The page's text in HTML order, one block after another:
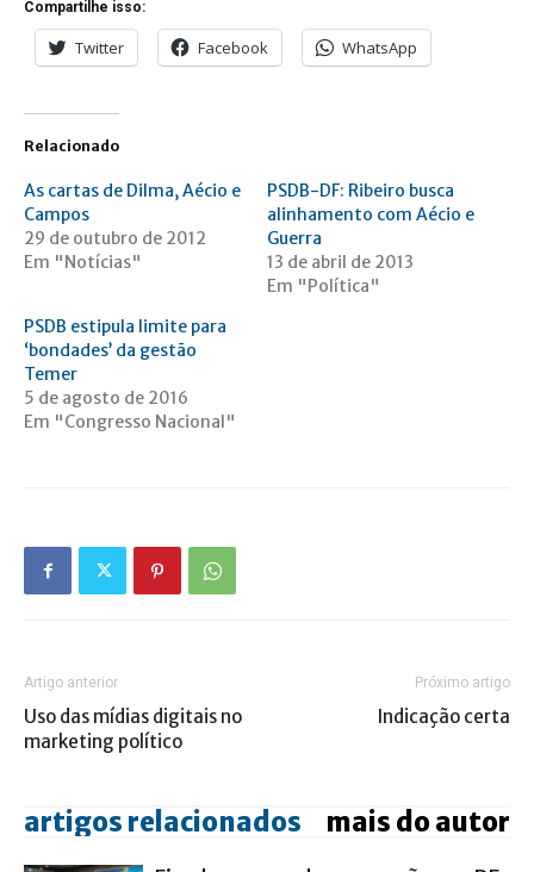
Compartilhe isso:
Twitter Facebook WhatsApp
Relacionado
As cartas de Dilma, Aécio e
Campos
29 de outubro de 2012
Em "Notícias"
PSDB-DF: Ribeiro busca
alinhamento com Aécio e
Guerra
13 de abril de 2013
Em "Política"
PSDB estipula limite para
‘bondades’ da gestão
Temer
5 de agosto de 2016
Em "Congresso Nacional"
Artigo anterior
Uso das mídias digitais no
marketing político
Próximo artigo
Indicação certa
artigos relacionados mais do autor